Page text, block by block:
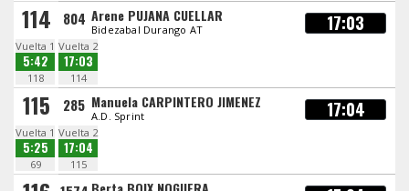
114 804 Arene PUJANA CUELLAR
Bidezabal Durango AT 17:03
Vuelta 1
5:42
118
Vuelta 2
17:03
114
115 285 Manuela CARPINTERO JIMENEZ
A.D. Sprint 17:04
Vuelta 1
5:25
69
Vuelta 2
17:04
115